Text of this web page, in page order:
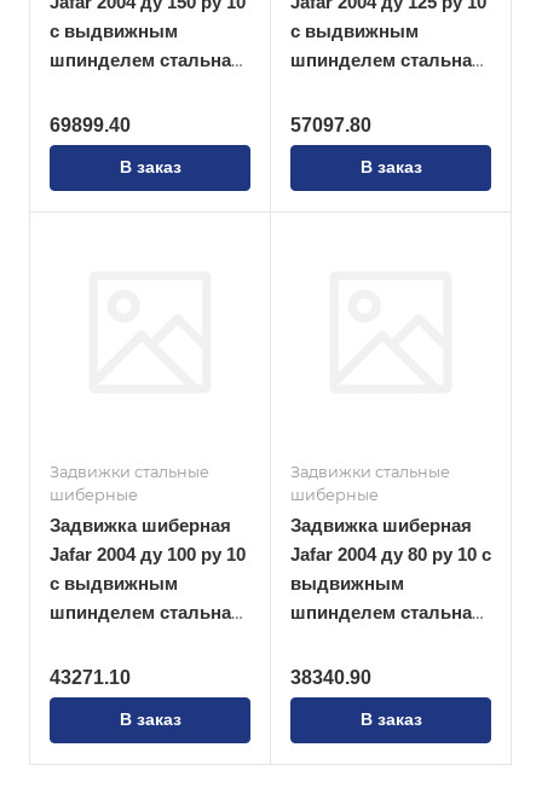
с выдвижным
шпинделем стальная
69899.40
В заказ
с выдвижным
шпинделем стальная
57097.80
В заказ
Задвижки стальные
шиберные
Задвижка шиберная
Jafar 2004 ду 100 ру 10
с выдвижным
шпинделем стальная
43271.10
В заказ
Задвижки стальные
шиберные
Задвижка шиберная
Jafar 2004 ду 80 ру 10 с
выдвижным
шпинделем стальная
38340.90
В заказ